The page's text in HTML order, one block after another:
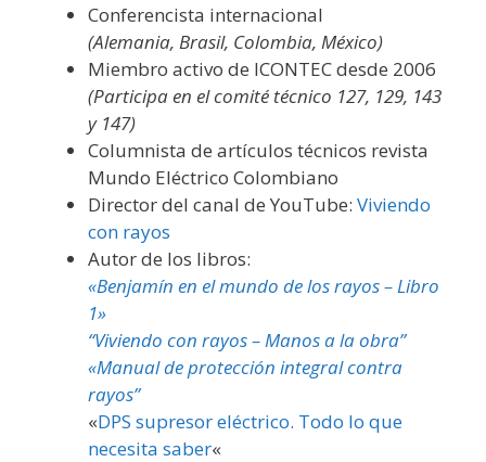
Conferencista internacional
(Alemania, Brasil, Colombia, México)
Miembro activo de ICONTEC desde 2006
(Participa en el comité técnico 127, 129, 143
y 147)
Columnista de artículos técnicos revista
Mundo Eléctrico Colombiano
Director del canal de YouTube: Viviendo
con rayos
Autor de los libros:
«Benjamín en el mundo de los rayos – Libro
1»
“Viviendo con rayos – Manos a la obra”
«Manual de protección integral contra
rayos”
«DPS supresor eléctrico. Todo lo que
necesita saber«